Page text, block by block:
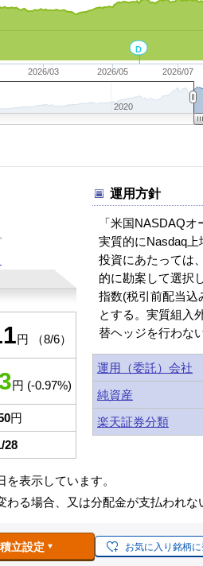
D
2026/03 2026/05 2026/07
2020
円 （8/6）
円 (-0.97%)
円
28
運用方針
「米国NASDAQ
実質的にNasdaq
投資にあたっては
的に勘案して選択
指数(税引前配当込
とする。実質組入
替ヘッジを行わない
運用（委託）会社
純資産
楽天証券分類
を表示しています。
る場合、又は分配金が支払われな
積立設定 お気に入り銘柄